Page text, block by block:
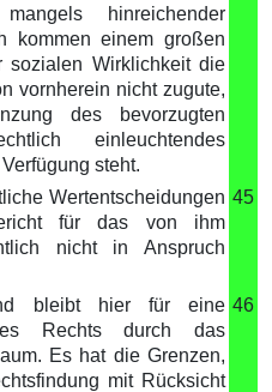
hinreichender
kommen einem großen
sozialen Wirklichkeit die
vornherein nicht zugute,
des bevorzugten
einleuchtendes
steht.
Wertentscheidungen
für das von ihm
nicht in Anspruch
45
bleibt hier für eine
Rechts durch das
Es hat die Grenzen,
mit Rücksicht
46